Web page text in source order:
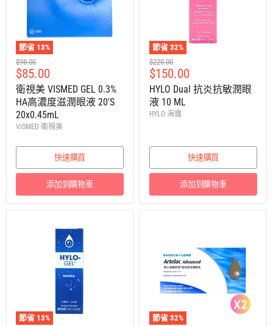
節省 13%
建
議
零
售
價
$98.00
售
價
$85.00
衛視美 VISMED GEL 0.3%
HA高濃度滋潤眼液 20'S
20x0.45mL
VISMED 衛視美
快速購買
添加到購物車
節省 32%
建
議
零
售
價
$220.00
售
價
$150.00
HYLO Dual 抗炎抗敏潤眼
液 10 ML
HYLO 海露
快速購買
添加到購物車
節省 13%
節省 32%